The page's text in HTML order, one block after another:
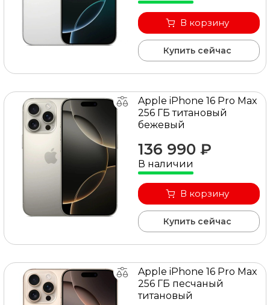
В корзину
Купить сейчас
Apple iPhone 16 Pro Max
256 ГБ титановый
бежевый
136 990 ₽
В наличии
В корзину
Купить сейчас
Apple iPhone 16 Pro Max
256 ГБ песчаный
титановый